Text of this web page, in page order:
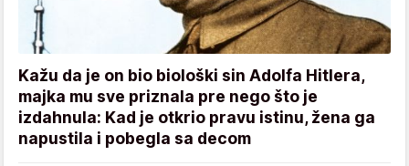
Kažu da je on bio biološki sin Adolfa Hitlera,
majka mu sve priznala pre nego što je
izdahnula: Kad je otkrio pravu istinu, žena ga
napustila i pobegla sa decom